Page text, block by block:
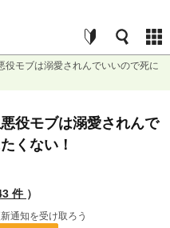
役モブは溺愛されんでいいので死に
悪役モブは溺愛されんで
くない！
件 ）
通知を受け取ろう